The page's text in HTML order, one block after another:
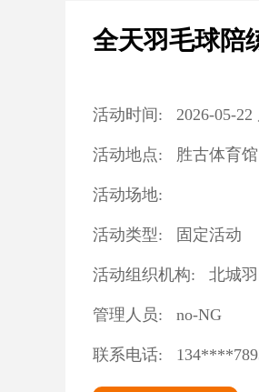
全天羽毛球陪
活动时间: 2026-05-22
活动地点: 胜古体育馆
活动场地:
活动类型: 固定活动
活动组织机构: 北城
管理人员: no-NG
联系电话: